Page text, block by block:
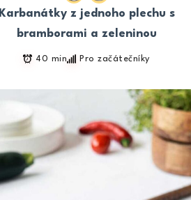
Karbanátky z jednoho plechu s
bramborami a zeleninou
40 min Pro začátečníky